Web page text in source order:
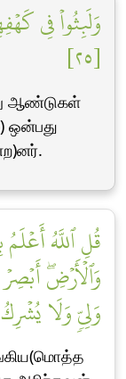
وَلَبِثُواْ فِي
[٢٥]
ஆண்டுகள்
ஒன்பது
قُلِ ٱللَّهُ
وَٱلۡأَرۡضِۖ
وَلِيّٖ وَلَا